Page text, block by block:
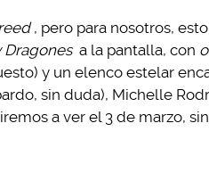
, pero para nosotros,
Dragones a la pantalla, con
y un elenco estelar
sin duda), Michelle
a ver el 3 de marzo,